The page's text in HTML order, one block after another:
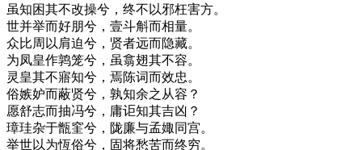
虽知困其不改操兮，终不以邪枉害方。
世并举而好朋兮，壹斗斛而相量。
众比周以肩迫兮，贤者远而隐藏。
为凤皇作鹑笼兮，虽翕翅其不容。
灵皇其不寤知兮，焉陈词而效忠。
俗嫉妒而蔽贤兮，孰知余之从容？
愿舒志而抽冯兮，庸讵知其吉凶？
璋珪杂于甑窐兮，陇廉与孟娵同宫。
举世以为恆俗兮，固将愁苦而终穷。